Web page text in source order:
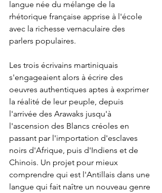
langue née du mélange de la
rhétorique française apprise à l'école
avec la richesse vernaculaire des
parlers populaires.
Les trois écrivains martiniquais
s'engageaient alors à écrire des
oeuvres authentiques aptes à exprimer
la réalité de leur peuple, depuis
l'arrivée des Arawaks jusqu'à
l'ascension des Blancs créoles en
passant par l'importation d'esclaves
noirs d'Afrique, puis d'Indiens et de
Chinois. Un projet pour mieux
comprendre qui est l'Antillais dans une
langue qui fait naître un nouveau genre